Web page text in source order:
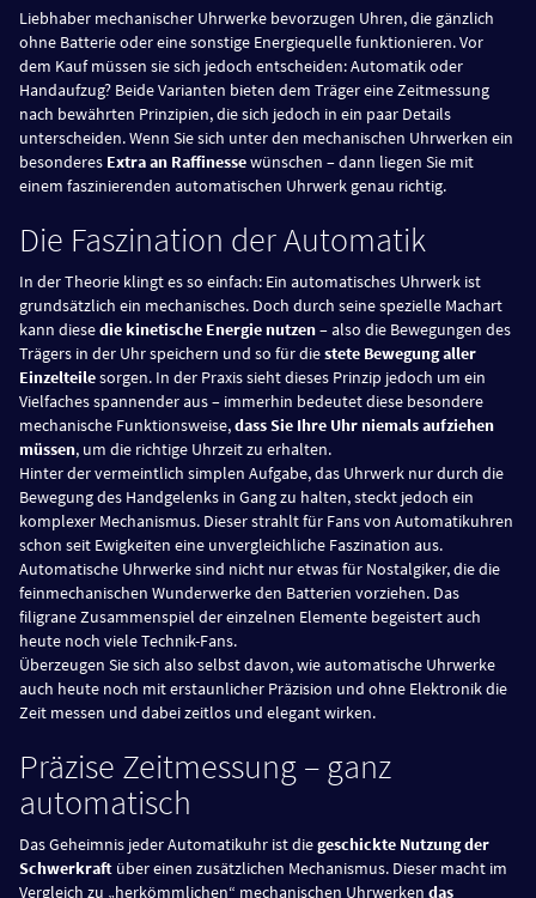
Liebhaber mechanischer Uhrwerke bevorzugen Uhren, die gänzlich
ohne Batterie oder eine sonstige Energiequelle funktionieren. Vor
dem Kauf müssen sie sich jedoch entscheiden: Automatik oder
Handaufzug? Beide Varianten bieten dem Träger eine Zeitmessung
nach bewährten Prinzipien, die sich jedoch in ein paar Details
unterscheiden. Wenn Sie sich unter den mechanischen Uhrwerken ein
besonderes Extra an Raffinessewünschen – dann liegen Sie mit
einem faszinierenden automatischen Uhrwerk genau richtig.
Die Faszination der Automatik
In der Theorie klingt es so einfach: Ein automatisches Uhrwerk ist
grundsätzlich ein mechanisches. Doch durch seine spezielle Machart
kann diesedie kinetische Energie nutzen– also die Bewegungen des
Trägers in der Uhr speichern und so für diestete Bewegung aller
Einzelteilesorgen. In der Praxis sieht dieses Prinzip jedoch um ein
Vielfaches spannender aus – immerhin bedeutet diese besondere
mechanische Funktionsweise,dass Sie Ihre Uhr niemals aufziehen
müssen, um die richtige Uhrzeit zu erhalten.
Hinter der vermeintlich simplen Aufgabe, das Uhrwerk nur durch die
Bewegung des Handgelenks in Gang zu halten, steckt jedoch ein
komplexer Mechanismus. Dieser strahlt für Fans von Automatikuhren
schon seit Ewigkeiten eine unvergleichliche Faszination aus.
Automatische Uhrwerke sind nicht nur etwas für Nostalgiker, die die
feinmechanischen Wunderwerke den Batterien vorziehen. Das
filigrane Zusammenspiel der einzelnen Elemente begeistert auch
heute noch viele Technik-Fans.
Überzeugen Sie sich also selbst davon, wie automatische Uhrwerke
auch heute noch mit erstaunlicher Präzision und ohne Elektronik die
Zeit messen und dabei zeitlos und elegant wirken.
Präzise Zeitmessung – ganz
automatisch
Das Geheimnis jeder Automatikuhr ist diegeschickte Nutzung der
Schwerkraft über einen zusätzlichen Mechanismus. Dieser macht im
Vergleich zu „herkömmlichen“ mechanischen Uhrwerken das